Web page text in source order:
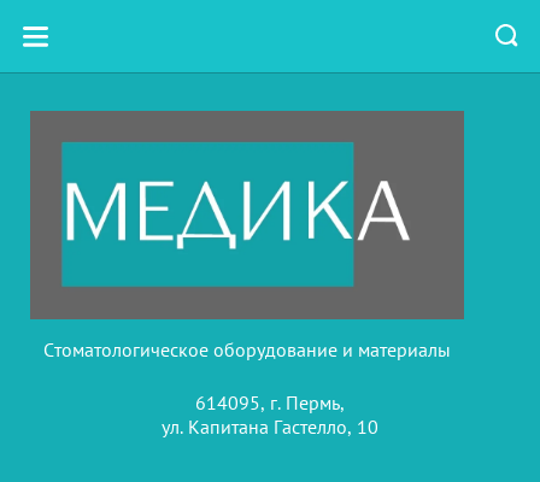
Стоматологическое оборудование и материалы
614095, г. Пермь,
ул. Капитана Гастелло, 10